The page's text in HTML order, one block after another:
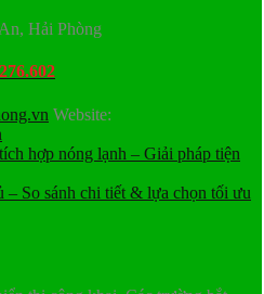
Hải Phòng
Website:
hợp nóng lạnh – Giải pháp tiện
– So sánh chi tiết & lựa chọn tối ưu